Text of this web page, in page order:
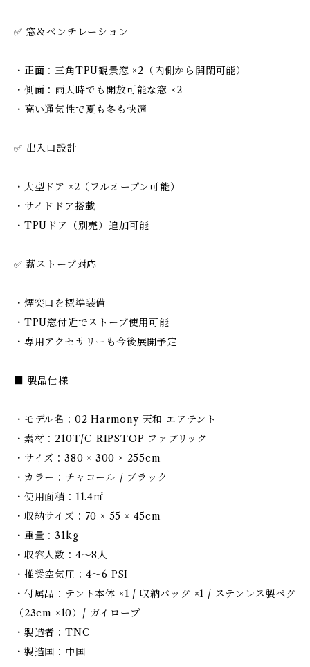
✅ 窓＆ベンチレーション
・正面：三角TPU観景窓 ×2（内側から開閉可能）
・側面：雨天時でも開放可能な窓 ×2
・高い通気性で夏も冬も快適
✅ 出入口設計
・大型ドア ×2（フルオープン可能）
・サイドドア搭載
・TPUドア（別売）追加可能
✅ 薪ストーブ対応
・煙突口を標準装備
・TPU窓付近でストーブ使用可能
・専用アクセサリーも今後展開予定
■ 製品仕様
・モデル名：02 Harmony 天和 エアテント
・素材：210T/C RIPSTOP ファブリック
・サイズ：380 × 300 × 255cm
・カラー：チャコール / ブラック
・使用面積：11.4㎡
・収納サイズ：70 × 55 × 45cm
・重量：31kg
・収容人数：4〜8人
・推奨空気圧：4〜6 PSI
・付属品：テント本体 ×1 / 収納バッグ ×1 / ステンレス製ペグ
（23cm ×10）/ ガイロープ
・製造者：TNC
・製造国：中国